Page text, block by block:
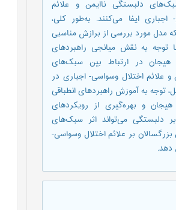
دلبستگی ناایمن و علائم
اجباری ایفا می‌کنند. به‌طور کلی،
مدل مورد بررسی از برازش مناسبی
توجه به نقش میانجی راهبردهای
هیجان در ارتباط بین سبک‌های
علائم اختلال وسواسی- اجباری در
توجه به آموزش راهبردهای انطباقی
و بهره‌گیری از رویکردهای
دلبستگی می‌تواند اثر سبک‌های
بر علائم اختلال وسواسی-